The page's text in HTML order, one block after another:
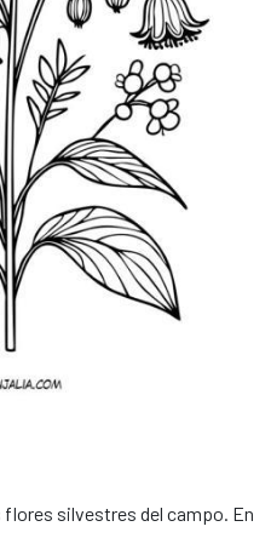
silvestres del campo. En